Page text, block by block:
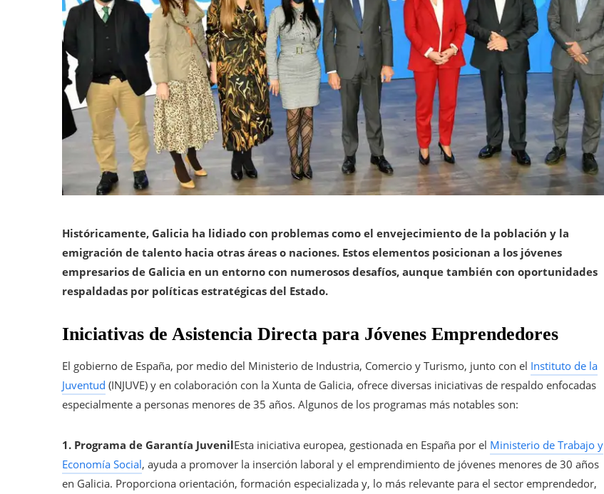
Históricamente, Galicia ha lidiado con problemas como el envejecimiento de la población y la
emigración de talento hacia otras áreas o naciones. Estos elementos posicionan a los jóvenes
empresarios de Galicia en un entorno con numerosos desafíos, aunque también con oportunidades
respaldadas por políticas estratégicas del Estado.
Iniciativas de Asistencia Directa para Jóvenes Emprendedores
El gobierno de España, por medio del Ministerio de Industria, Comercio y Turismo, junto con el Instituto de la
Juventud (INJUVE) y en colaboración con la Xunta de Galicia, ofrece diversas iniciativas de respaldo enfocadas
especialmente a personas menores de 35 años. Algunos de los programas más notables son:
1. Programa de Garantía JuvenilEsta iniciativa europea, gestionada en España por el Ministerio de Trabajo y
Economía Social, ayuda a promover la inserción laboral y el emprendimiento de jóvenes menores de 30 años
en Galicia. Proporciona orientación, formación especializada y, lo más relevante para el sector emprendedor,